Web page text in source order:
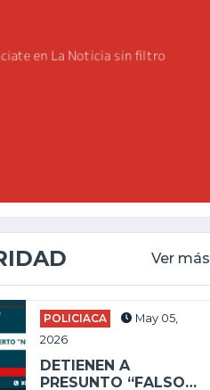
DIGITAL: ASESINAN A
GASTÉLUM EN...
Ver más
POLICIACA
May 05,
2026
DETIENEN A
PRESUNTO “FALSO…